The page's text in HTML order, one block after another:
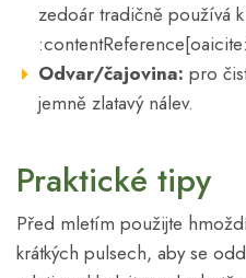
zedoár tradičně používá
Odvar/čajovina: pro
jemně zlatavý nálev.
Praktické tipy
Před mletím použijte
krátkých pulsech, aby se